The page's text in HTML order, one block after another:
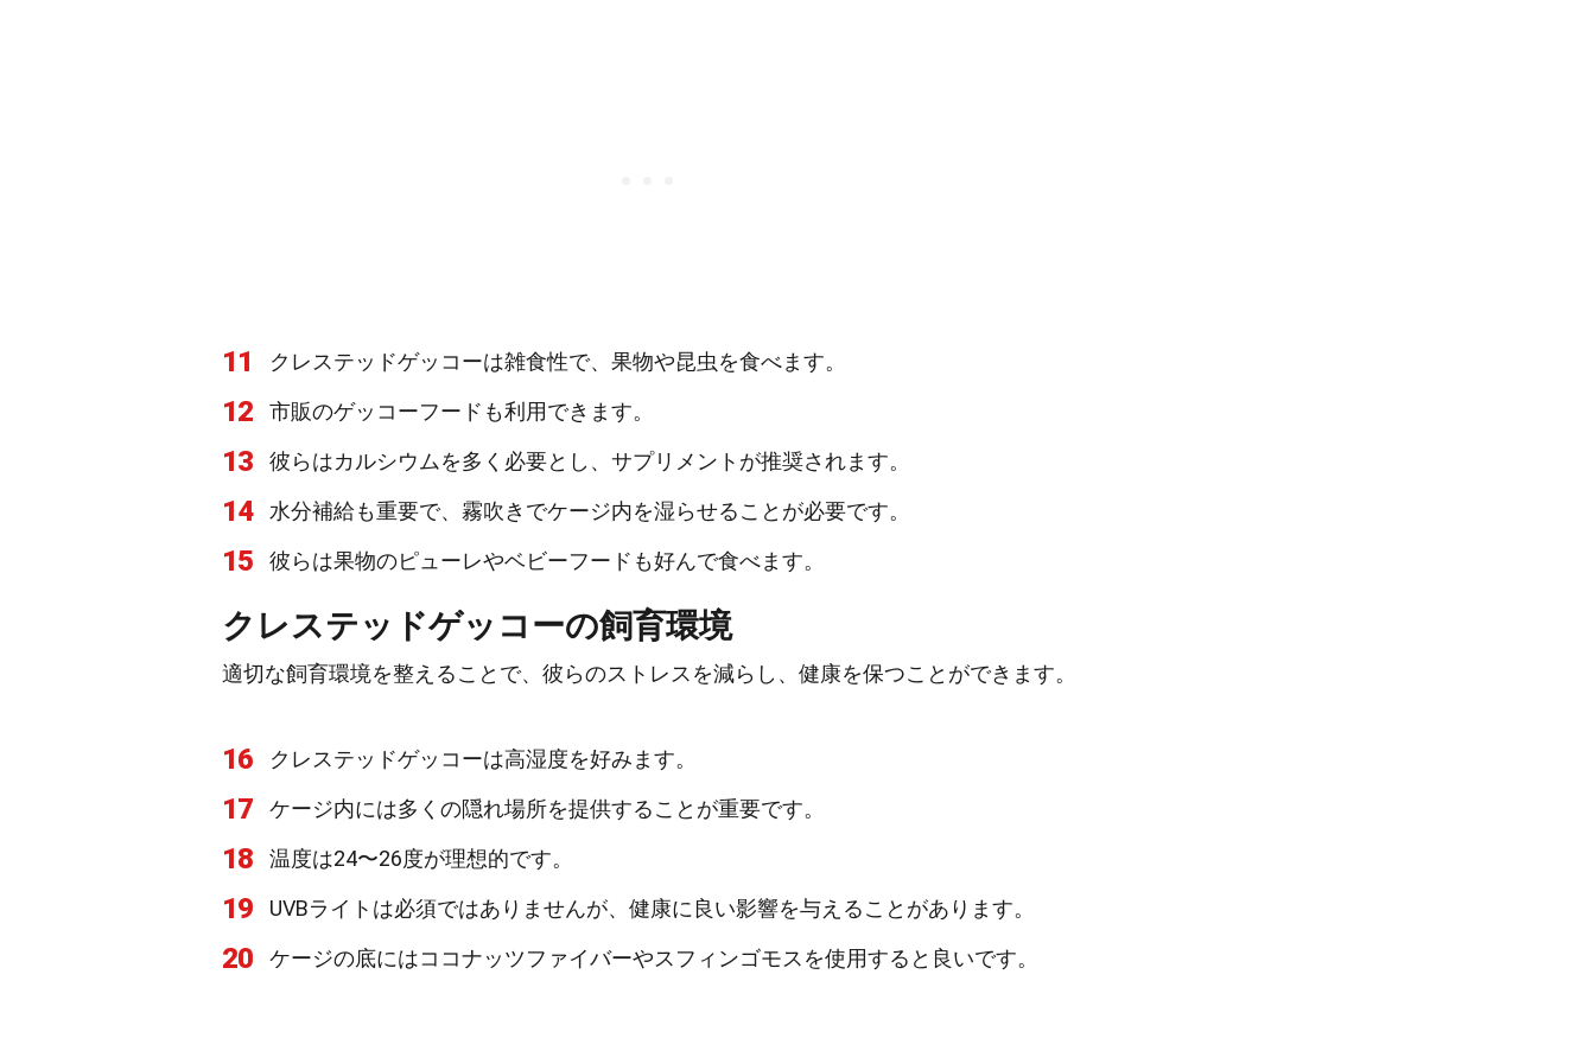
11 クレステッドゲッコーは雑食性で、果物や昆虫を食べます。
12 市販のゲッコーフードも利用できます。
13 彼らはカルシウムを多く必要とし、サプリメントが推奨されます。
14 水分補給も重要で、霧吹きでケージ内を湿らせることが必要です。
15 彼らは果物のピューレやベビーフードも好んで食べます。
クレステッドゲッコーの飼育環境
適切な飼育環境を整えることで、彼らのストレスを減らし、健康を保つことができます。
16 クレステッドゲッコーは高湿度を好みます。
17 ケージ内には多くの隠れ場所を提供することが重要です。
18 温度は24〜26度が理想的です。
19 UVBライトは必須ではありませんが、健康に良い影響を与えることがあります。
20 ケージの底にはココナッツファイバーやスフィンゴモスを使用すると良いです。